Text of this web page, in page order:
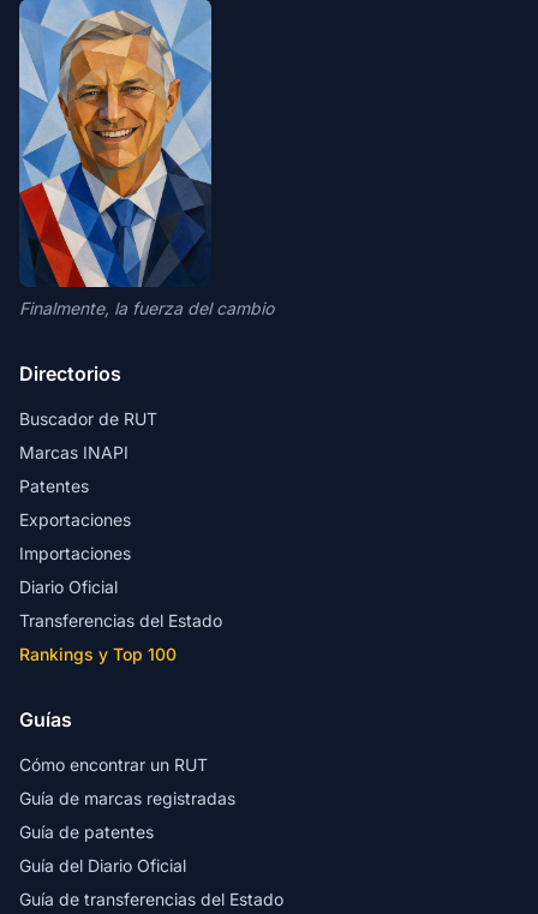
Finalmente, la fuerza del cambio
Directorios
Buscador de RUT
Marcas INAPI
Patentes
Exportaciones
Importaciones
Diario Oficial
Transferencias del Estado
Rankings y Top 100
Guías
Cómo encontrar un RUT
Guía de marcas registradas
Guía de patentes
Guía del Diario Oficial
Guía de transferencias del Estado